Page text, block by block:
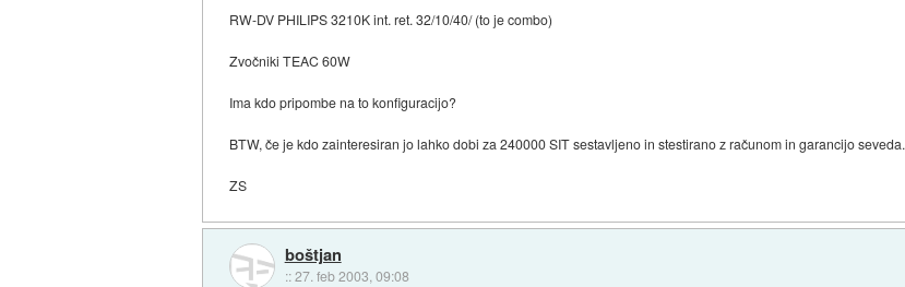
RW-DV PHILIPS 3210K int. ret. 32/10/40/ (to je combo)
Zvočniki TEAC 60W
Ima kdo pripombe na to konfiguracijo?
BTW, če je kdo zainteresiran jo lahko dobi za 240000 SIT sestavljeno in stestirano z računom in garancijo seveda.
ZS
boštjan
::27. feb 2003, 09:08